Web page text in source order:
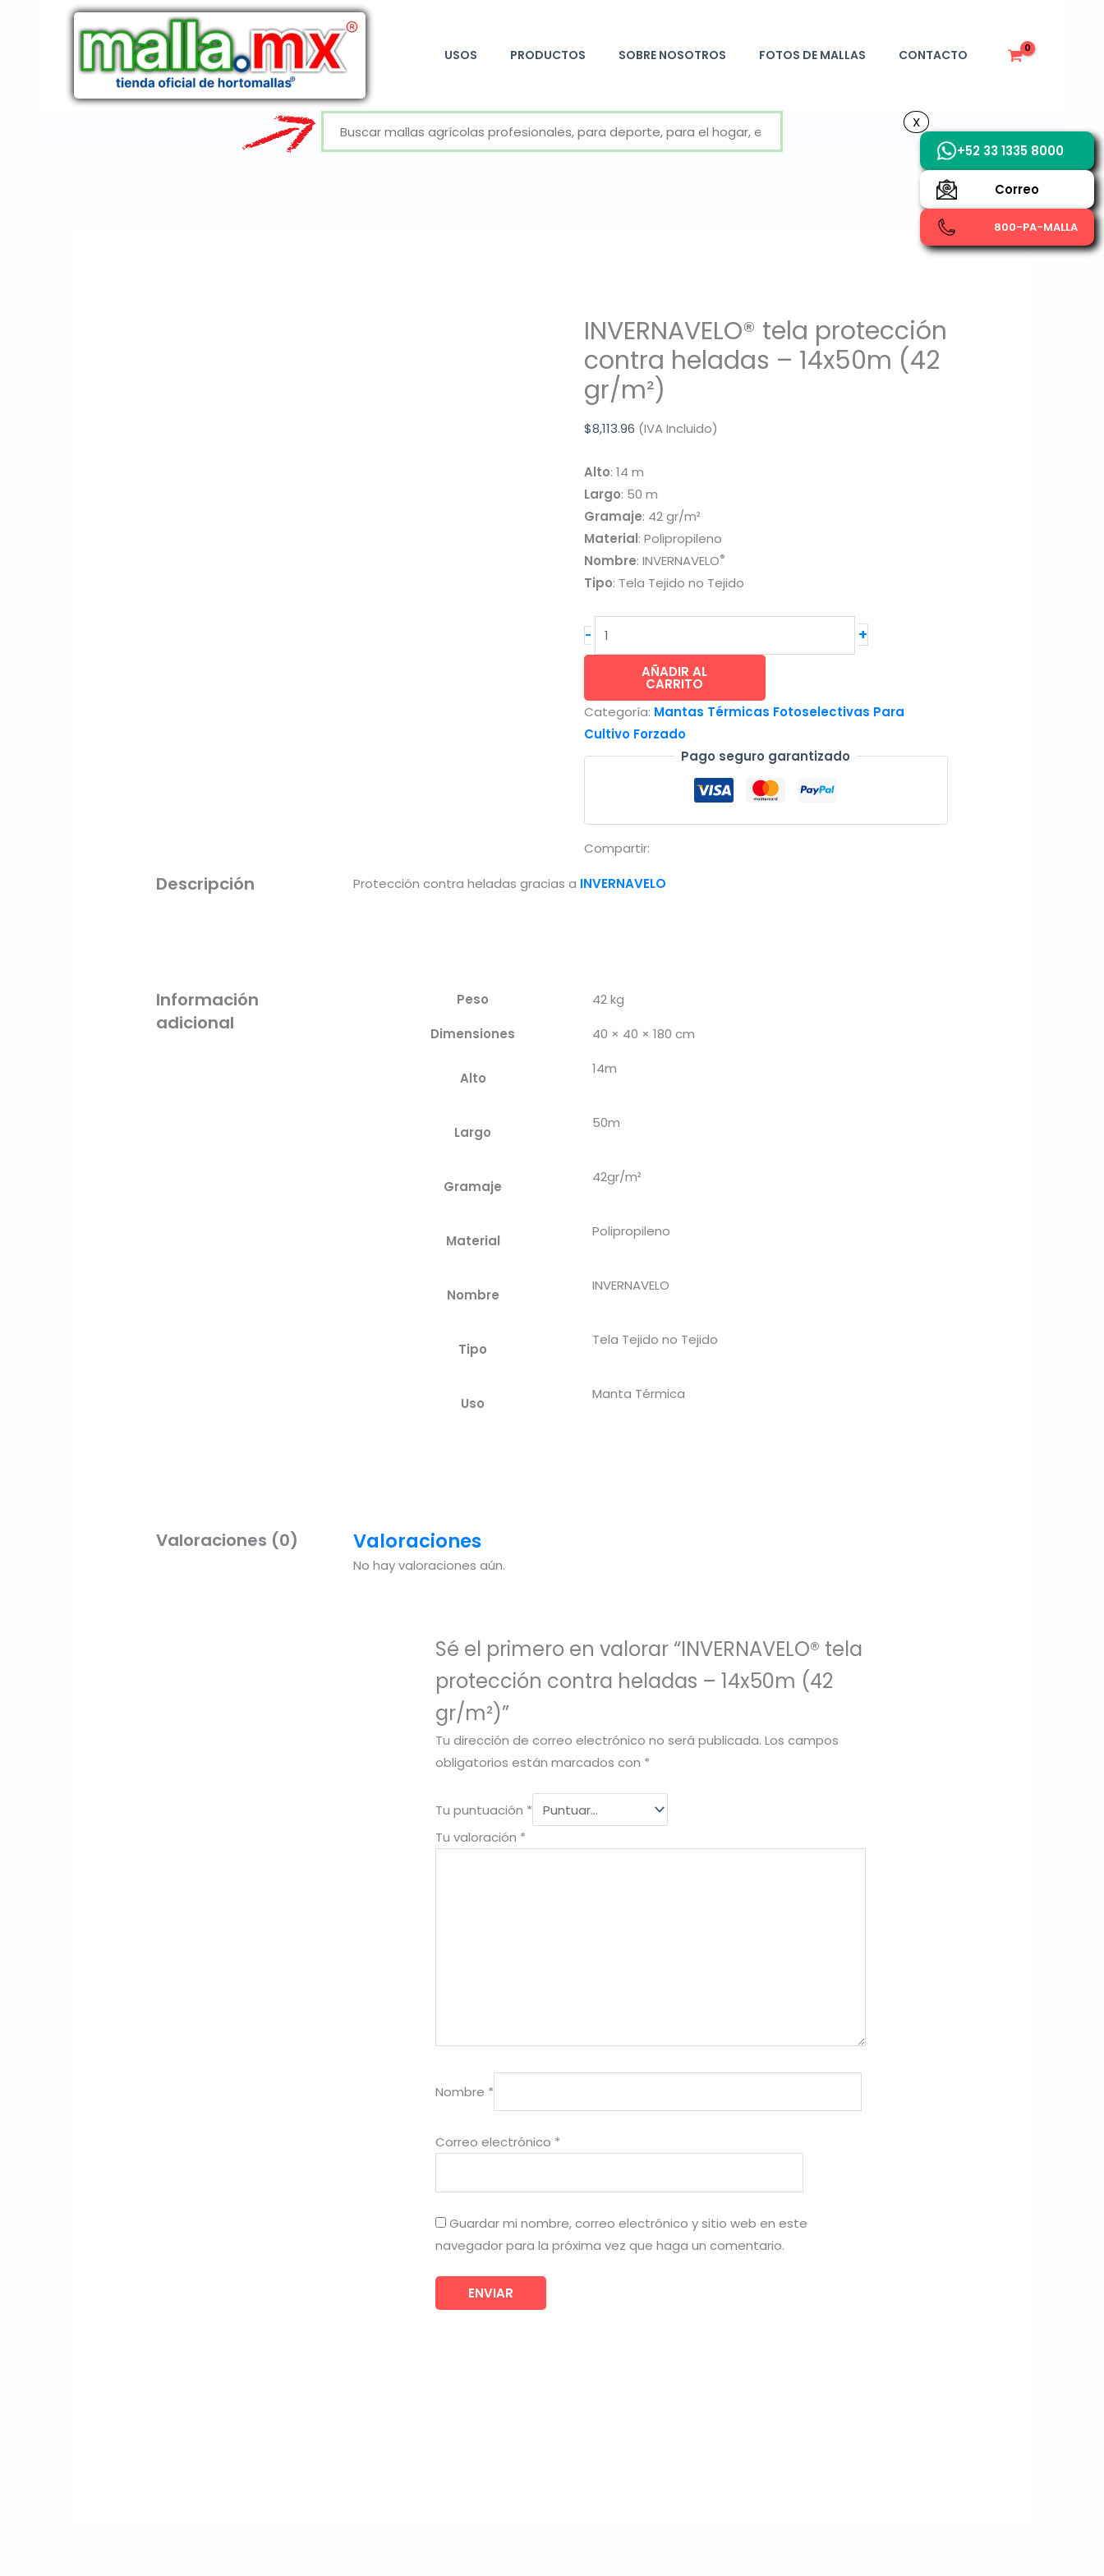
USOS PRODUCTOS SOBRE NOSOTROS FOTOS DE MALLAS CONTACTO
INVERNAVELO® tela protección
contra heladas – 14x50m (42
gr/m²)
$8,113.96 (IVA Incluido)
Alto: 14 m
Largo: 50 m
Gramaje: 42 gr/m²
Material: Polipropileno
Nombre: INVERNAVELO®
Tipo: Tela Tejido no Tejido
-
protección
heladas
-
14x50m
cantidad
+
AÑADIR AL
CARRITO
Categoría: Mantas Térmicas Fotoselectivas Para
Cultivo Forzado
Pago seguro garantizado
Compartir:
Descripción Protección contra heladas gracias a INVERNAVELO
Información
adicional
Peso
42 kg
Dimensiones
40 × 40 × 180 cm
Alto
14m
Largo
50m
Gramaje
42gr/m²
Material
Polipropileno
Nombre
INVERNAVELO
Tipo
Tela Tejido no Tejido
Uso
Manta Térmica
Valoraciones (0) Valoraciones
No hay valoraciones aún.
Sé el primero en valorar “INVERNAVELO® tela
protección contra heladas – 14x50m (42
gr/m²)”
Tu dirección de correo electrónico no será publicada. Los campos
obligatorios están marcados con *
Tu puntuación *
Tu valoración *
Nombre *
Correo electrónico *
Guardar mi nombre, correo electrónico y sitio web en este
navegador para la próxima vez que haga un comentario.
X
+52 33 1335 8000
Correo
800-PA-MALLA
X